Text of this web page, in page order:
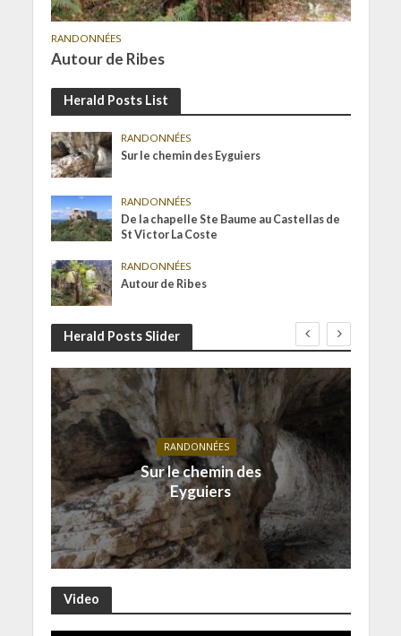
RANDONNÉES
Autour de Ribes
Herald Posts List
RANDONNÉES
Sur le chemin des Eyguiers
RANDONNÉES
De la chapelle Ste Baume au Castellas de
St Victor La Coste
RANDONNÉES
Autour de Ribes
Herald Posts Slider
RANDONNÉES
Sur le chemin des
Eyguiers
Video